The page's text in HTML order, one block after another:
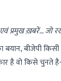
प्रमुख ख़बरें… जो
बीजेपी किसी
है वो किसे चुनते है-